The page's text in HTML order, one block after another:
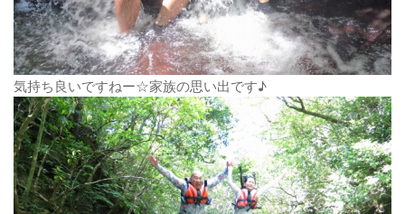
気持ち良いですねー☆家族の思い出です♪